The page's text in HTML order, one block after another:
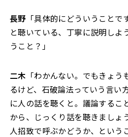
長野 「具体的にどういうこと
と聴いている、丁寧に説明しよ
うこと？」
二木 「わかんない。でもきょ
るけど、石破論法っていう言い
に人の話を聴くと。議論するこ
から、じっくり話を聴きましょ
人招致で呼ぶかどうか、という